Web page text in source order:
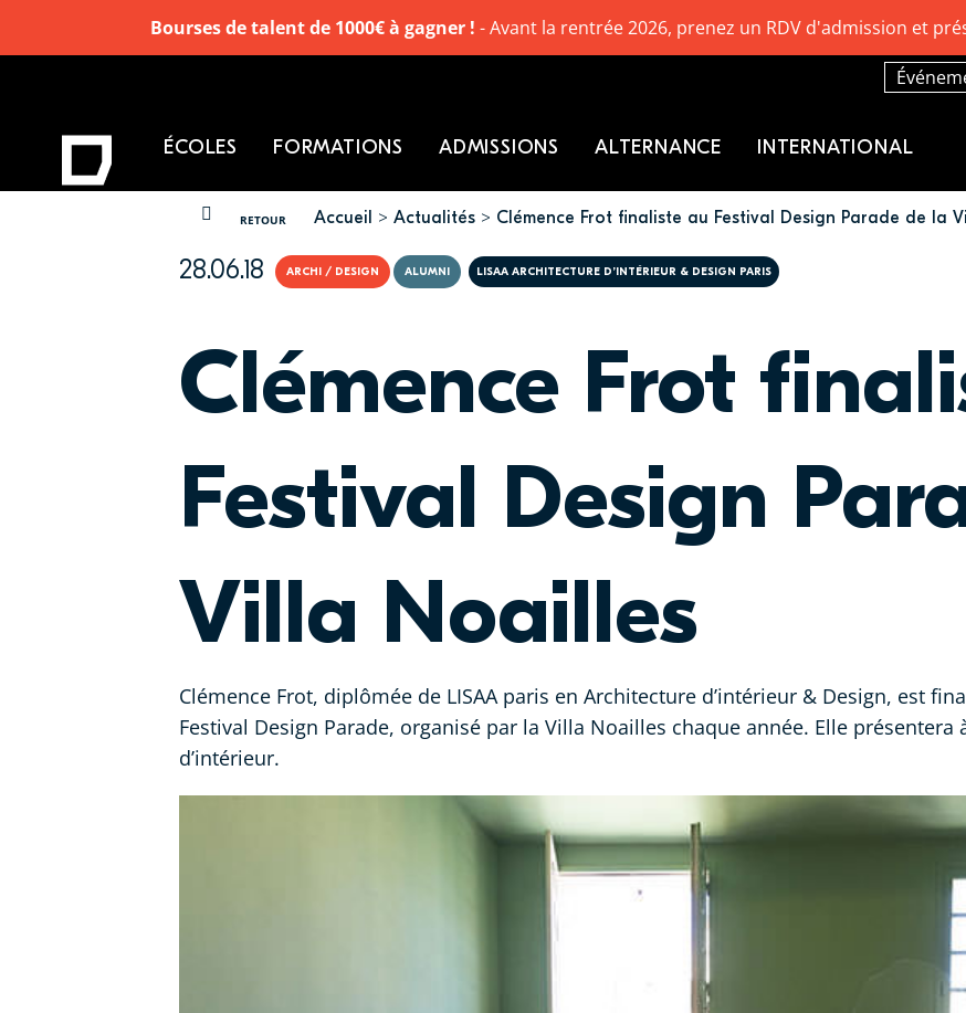
RETOUR
VOUS ÊTES ICI Accueil Actualités Clémence Frot finaliste au Festival Design Parade de la
28.06.18 ARCHI / DESIGN ALUMNI LISAA ARCHITECTURE D’INTÉRIEUR & DESIGN PARIS
Clémence Frot
Festival Design
Villa Noailles
Clémence Frot, diplômée de LISAA paris en Architecture d’intérieur & Design, est
Festival Design Parade, organisé par la Villa Noailles chaque année. Elle
d’intérieur.
ÉCOLES FORMATIONS ADMISSIONS ALTERNANCE INTERNATIONAL
Bourses de talent de 1000€ à gagner ! - Avant la rentrée 2026, prenez un RDV d'admission et